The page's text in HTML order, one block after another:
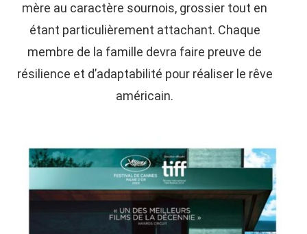
mère au caractère sournois, grossier tout en
étant particulièrement attachant. Chaque
membre de la famille devra faire preuve de
résilience et d’adaptabilité pour réaliser le rêve
américain.